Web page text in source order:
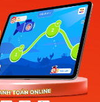
work. (Tôi